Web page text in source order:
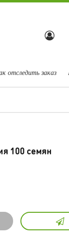
отследить заказ
100 семян